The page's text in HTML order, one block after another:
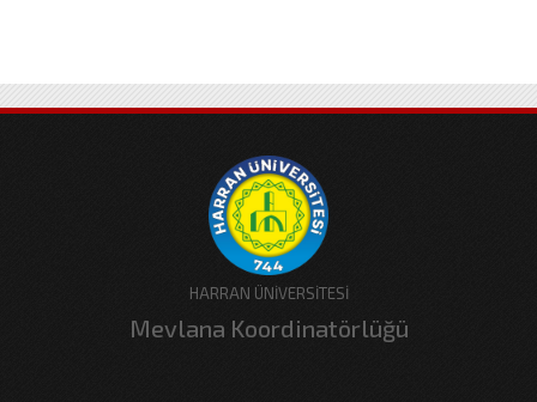
HARRAN ÜNİVERSİTESİ
Mevlana Koordinatörlüğü